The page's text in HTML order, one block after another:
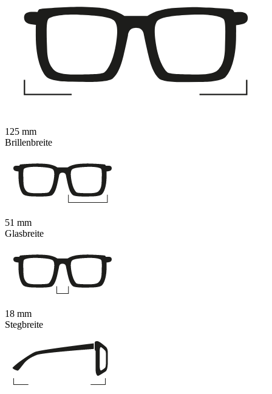
125 mm
Brillenbreite
51 mm
Glasbreite
18 mm
Stegbreite